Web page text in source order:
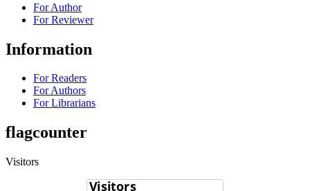
For Author
For Reviewer
Information
For Readers
For Authors
For Librarians
flagcounter
Visitors